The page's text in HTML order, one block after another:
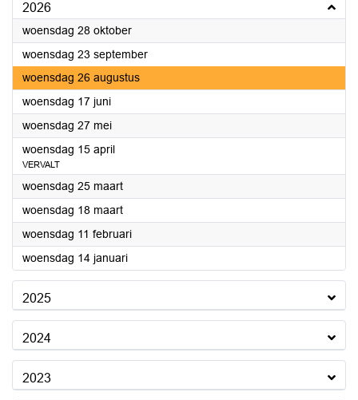
2026
woensdag 28 oktober2026
woensdag 23 september2026
woensdag 26 augustus2026
woensdag 17 juni2026
woensdag 27 mei2026
woensdag 15 april2026
VERVALT
woensdag 25 maart2026
woensdag 18 maart2026
woensdag 11 februari2026
woensdag 14 januari2026
2025
2024
2023